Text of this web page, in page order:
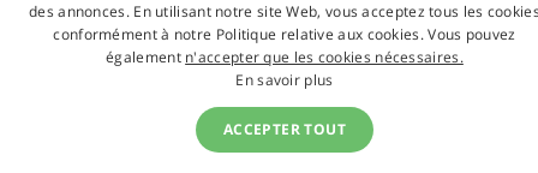
des annonces. En utilisant notre site Web, vous acceptez tous les
conformément à notre Politique relative aux cookies. Vous pouvez
également n'accepter que les cookies nécessaires.
En savoir plus
ACCEPTER TOUT